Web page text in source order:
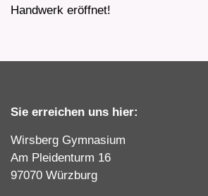
Handwerk eröffnet!
Sie erreichen uns hier:
Wirsberg Gymnasium
Am Pleidenturm 16
97070 Würzburg